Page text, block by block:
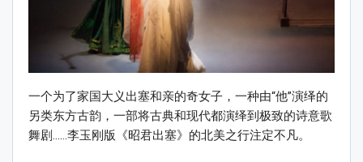
一个为了家国大义出塞和亲的奇女子，一种由“他”演绎的
另类东方古韵，一部将古典和现代都演绎到极致的诗意歌
舞剧……李玉刚版《昭君出塞》的北美之行注定不凡。